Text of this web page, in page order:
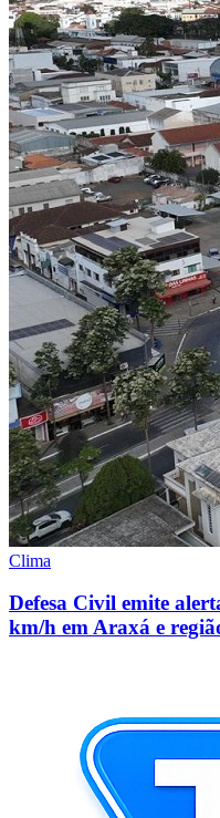
Clima
Defesa Civil emite
km/h em Araxá e